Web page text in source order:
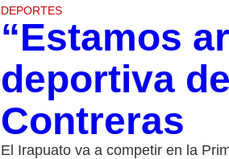
DEPORTES
“Estamos
deportiva
Contreras
El Irapuato va a competir en la